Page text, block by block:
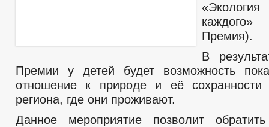
Премия).
В
Премии у детей будет возможность
отношение к природе и её сохранности
региона, где они проживают.
Данное мероприятие позволит